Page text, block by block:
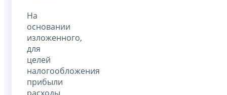
На
основании
изложенного,
для
целей
налогообложения
прибыли